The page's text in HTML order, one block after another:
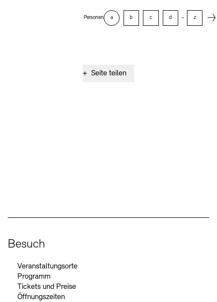
Personen a b c d – z
+ Seite teilen
Besuch
Veranstaltungsorte
Programm
Tickets und Preise
Öffnungszeiten